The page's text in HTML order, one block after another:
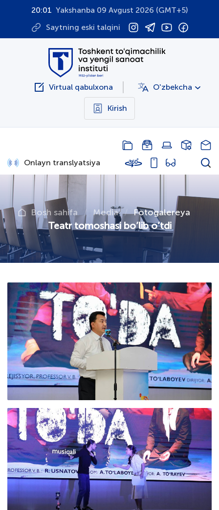
20:01 Yakshanba 09 Avgust 2026 (GMT+5)
Saytning eski talqini
Virtual qabulxona O'zbekcha
Kirish
Onlayn translyatsiya
Bosh sahifa Media Fotogalereya
Teatr tomoshasi bo’lib o’tdi